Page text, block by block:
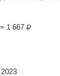
= 1 667